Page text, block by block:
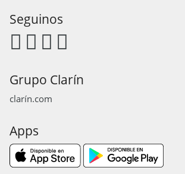
Seguinos
Grupo Clarín
clarín.com
Apps